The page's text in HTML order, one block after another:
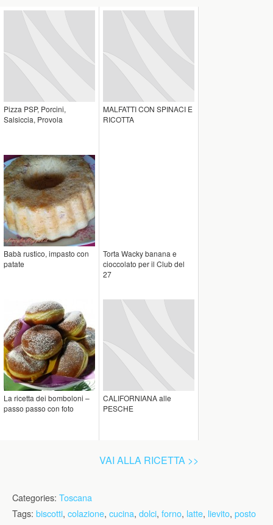
Pizza PSP, Porcini,
Salsiccia, Provola
MALFATTI CON SPINACI E
RICOTTA
Babà rustico, impasto con
patate
Torta Wacky banana e
cioccolato per il Club del
27
La ricetta dei bomboloni –
passo passo con foto
CALIFORNIANA alle
PESCHE
VAI ALLA RICETTA >>
Categories: Toscana
Tags: biscotti, colazione, cucina, dolci, forno, latte, lievito, posto